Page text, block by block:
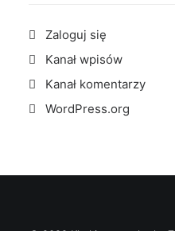
Zaloguj się
Kanał wpisów
Kanał komentarzy
WordPress.org